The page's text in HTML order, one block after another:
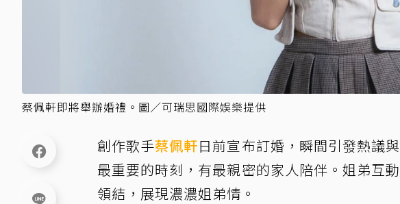
蔡佩軒即將舉辦婚禮。圖／可瑞思國際娛樂提供
創作歌手蔡佩軒日前宣布訂婚，瞬間引發熱議
最重要的時刻，有最親密的家人陪伴。姐弟互
領結，展現濃濃姐弟情。